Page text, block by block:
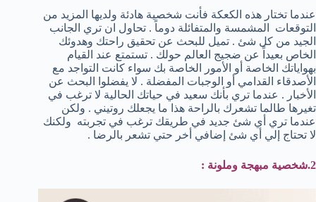
عندما تختار هذه الكعكة فأنت شخصية هادئة ولديها المزيد من
التوقعات المشمسة والمتفائلة دوماً . تحاول ان تري الجانب
الجيد من كل شئ . تميل للبحث عن تحقيق راحتك وهدوئك
الخاص بعيداً عن ضجيج العالم حولك . تستمتع عند القيام
بهواياتك الخاصة أو الأمور الخاصة بك سواء كانت التواجد مع
الأصدقاء القدامي أو الوجبات المفضلة . لا يفضلوا البحث عن
الأخبار . عندما تري بأنك سعيد في حياتك الحالية لا ترغب في
تغيرها طالما تشعرك بالراحة هذا ما يجعلك روتيني . ولكن
عندما تري أي شئ جديد في طريقك ترغب في تجربته ولكنك
لا تحتاج إلي أي شئ إضافي أخر حتي تشعر بالرضا .
2.شخصية مبهجة وملونة :